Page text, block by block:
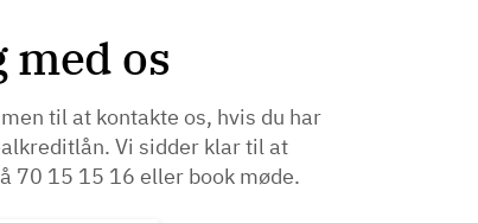
med os
til at kontakte os, hvis du har
Vi sidder klar til at
70 15 15 16 eller book møde.